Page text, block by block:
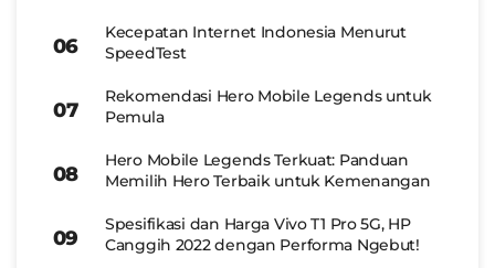
Kecepatan Internet Indonesia Menurut
SpeedTest
Rekomendasi Hero Mobile Legends untuk
Pemula
Hero Mobile Legends Terkuat: Panduan
Memilih Hero Terbaik untuk Kemenangan
Spesifikasi dan Harga Vivo T1 Pro 5G, HP
Canggih 2022 dengan Performa Ngebut!